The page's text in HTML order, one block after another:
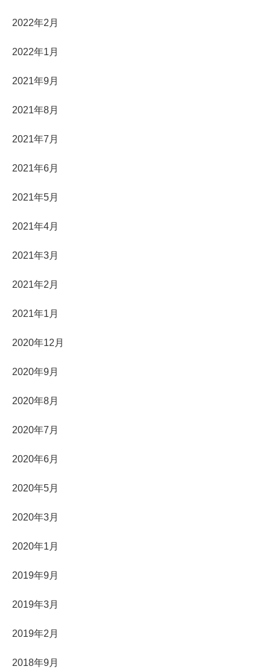
2022年2月
2022年1月
2021年9月
2021年8月
2021年7月
2021年6月
2021年5月
2021年4月
2021年3月
2021年2月
2021年1月
2020年12月
2020年9月
2020年8月
2020年7月
2020年6月
2020年5月
2020年3月
2020年1月
2019年9月
2019年3月
2019年2月
2018年9月